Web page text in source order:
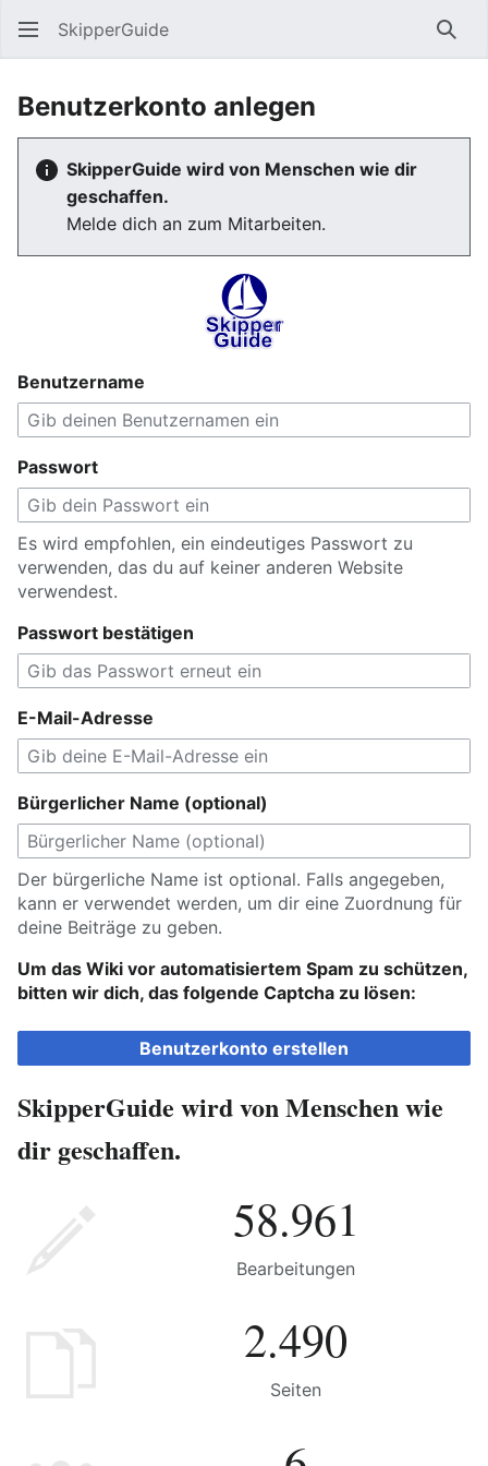
SkipperGuide
Benutzerkonto anlegen
SkipperGuide wird von Menschen wie dir
geschaffen.
Melde dich an zum Mitarbeiten.
Benutzername
Passwort
Es wird empfohlen, ein eindeutiges Passwort zu
verwenden, das du auf keiner anderen Website
verwendest.
Passwort bestätigen
E-Mail-Adresse
Bürgerlicher Name (optional)
Der bürgerliche Name ist optional. Falls angegeben,
kann er verwendet werden, um dir eine Zuordnung für
deine Beiträge zu geben.
Um das Wiki vor automatisiertem Spam zu schützen,
bitten wir dich, das folgende Captcha zu lösen:
Benutzerkonto erstellen
SkipperGuide wird von Menschen wie
dir geschaffen.
58.961
Bearbeitungen
2.490
Seiten